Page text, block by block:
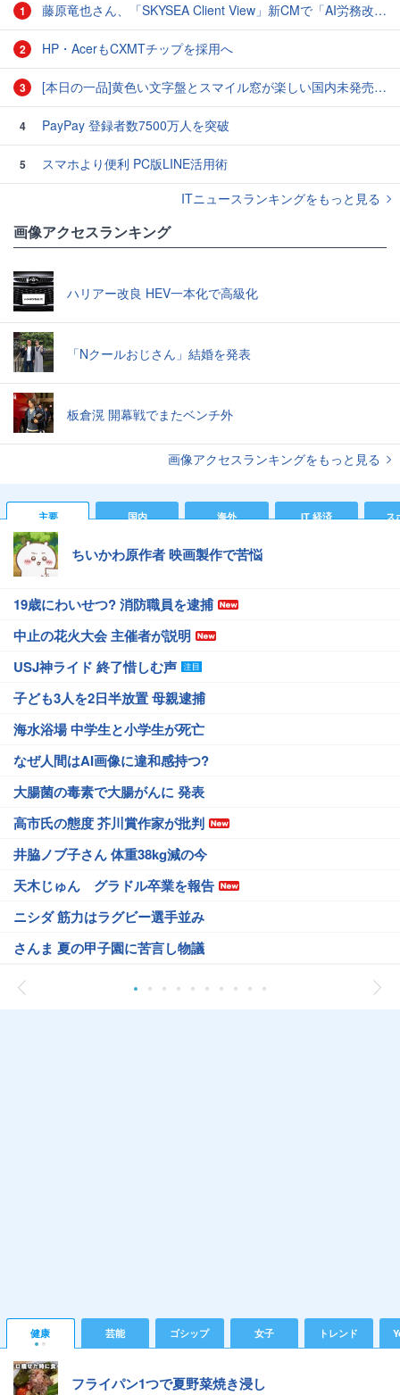
1 藤原竜也さん、「SKYSEA Client View」新CMで「AI労務改善」をアピール 働き方をAIが分析したら「すぐに休んで」と言われる？
2 HP・AcerもCXMTチップを採用へ
3 [本日の一品]黄色い文字盤とスマイル窓が楽しい国内未発売のCASIO「AMW-880D」
4 PayPay 登録者数7500万人を突破
5
スマホより便利 PC版LINE活用術
ITニュースランキングをもっと見る
画像アクセスランキング
ハリアー改良 HEV一本化で高級化
「Nクールおじさん」結婚を発表
板倉滉 開幕戦でまたベンチ外
画像アクセスランキングをもっと見る
主要 国内 海外 IT 経済 ス
ちいかわ原作者 映画製作で苦悩
19歳にわいせつ? 消防職員を逮捕
中止の花火大会 主催者が説明
USJ神ライド 終了惜しむ声
子ども3人を2日半放置 母親逮捕
海水浴場 中学生と小学生が死亡
なぜ人間はAI画像に違和感持つ?
大腸菌の毒素で大腸がんに 発表
高市氏の態度 芥川賞作家が批判
井脇ノブ子さん 体重38kg減の今
天木じゅん グラドル卒業を報告
ニシダ 筋力はラグビー選手並み
さんま 夏の甲子園に苦言し物議
健康 芸能 ゴシップ 女子 トレンド
フライパン1つで夏野菜焼き浸し